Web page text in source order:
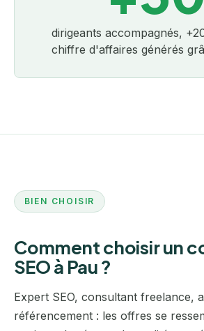
dirigeants accompagnés,
chiffre d'affaires générés
BIEN CHOISIR
Comment choisir un
SEO à Pau ?
Expert SEO, consultant freelance,
référencement : les offres se